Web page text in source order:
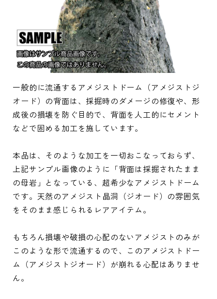
一般的に流通するアメジストドーム（アメジストジ
オード）の背面は、採掘時のダメージの修復や、形
成後の損壊を防ぐ目的で、背面を人工的にセメント
などで固める加工を施しています。
本品は、そのような加工を一切おこなっておらず、
上記サンプル画像のように「背面は採掘されたまま
の母岩」となっている、超希少なアメジストドーム
です。天然のアメジスト晶洞（ジオード）の雰囲気
をそのまま感じられるレアアイテム。
もちろん損壊や破損の心配のないアメジストのみが
このような形で流通するので、このアメジストドー
ム（アメジストジオード）が崩れる心配はありませ
ん。